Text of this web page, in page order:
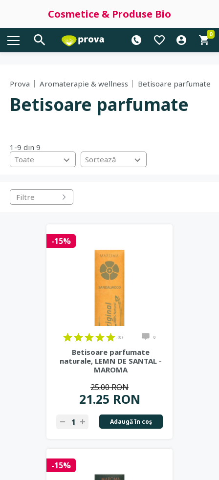
Cosmetice & Produse Bio
0
Prova Aromaterapie & wellness Betisoare parfumate
Betisoare parfumate
1-9 din 9
Toate
Sortează
Filtre
-15%
(0) 0
Betisoare parfumate
naturale, LEMN DE SANTAL -
MAROMA
21.25 RON
25.00 RON
Adaugă în coş
-15%